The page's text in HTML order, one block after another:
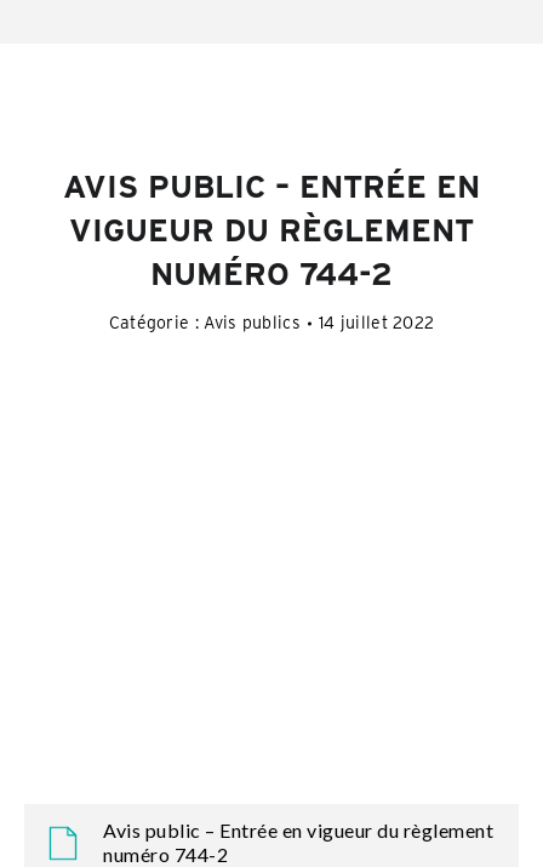
AVIS PUBLIC – ENTRÉE EN
VIGUEUR DU RÈGLEMENT
NUMÉRO 744-2
Catégorie : Avis publics 14 juillet 2022
Avis public – Entrée en vigueur du règlement
numéro 744-2